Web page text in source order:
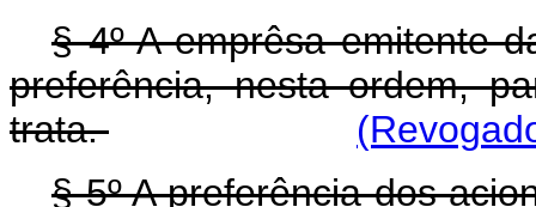
§ 4º A emprêsa emitente
preferência, nesta ordem,
trata.
§ 5º A preferência dos